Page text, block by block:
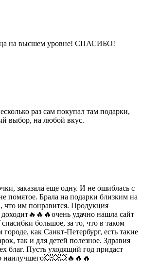
на высшем уровне! СПАСИБО!
раз сам покупал там подарки,
выбор, на любой вкус.
заказала еще одну. И не ошиблась с
помятое. Брала на подарки близким на
что им понравится. Продукция
доходит🔥🔥🔥очень удачно нашла сайт
большое, за то, что в таком
как Санкт-Петербург, есть такие
так и для детей полезное. Здравия
благ. Пусть уходящий год придаст
наилучшего💥💥💥🔥🔥🔥